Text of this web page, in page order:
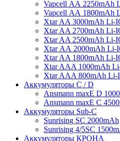
Vapcell АА 2250mAh
Vapcell АА 1800mAh
Xtar AA 3000mAh Li-
Xtar AA 2700mAh Li-
Xtar AA 2500mAh Li-
Xtar АА 2000mAh Li-
Xtar AA 1800mAh Li-
Xtar AAA 1000mAh
Xtar AAA 800mAh Li-
Аккумуляторы C / D
Ansmann maxE D
Ansmann maxE С
Аккумуляторы Sub-C
Sunrising SC 2000mAh
Sunrising 4/5SC
Аккумуляторы КРОНА